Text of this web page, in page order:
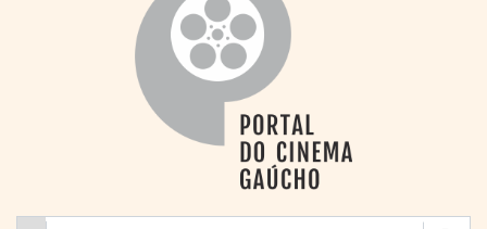
> HOMENAGEADOS
> EQUIPE
> ASSOCIAÇÃO DOS
> BIBLIOTECA
ROMEU GRIMALDI
> GRADE SEMANAL